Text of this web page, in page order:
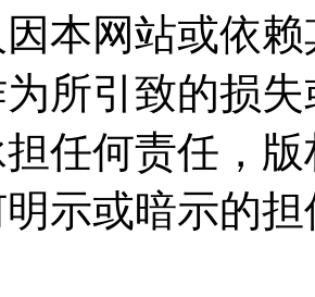
本网站或依
所引致的损
任何责任，
示或暗示的